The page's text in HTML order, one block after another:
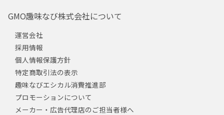
GMO趣味なび株式会社について
運営会社
採用情報
個人情報保護方針
特定商取引法の表示
趣味なびエシカル消費推進部
プロモーションについて
メーカー・広告代理店のご担当者様へ